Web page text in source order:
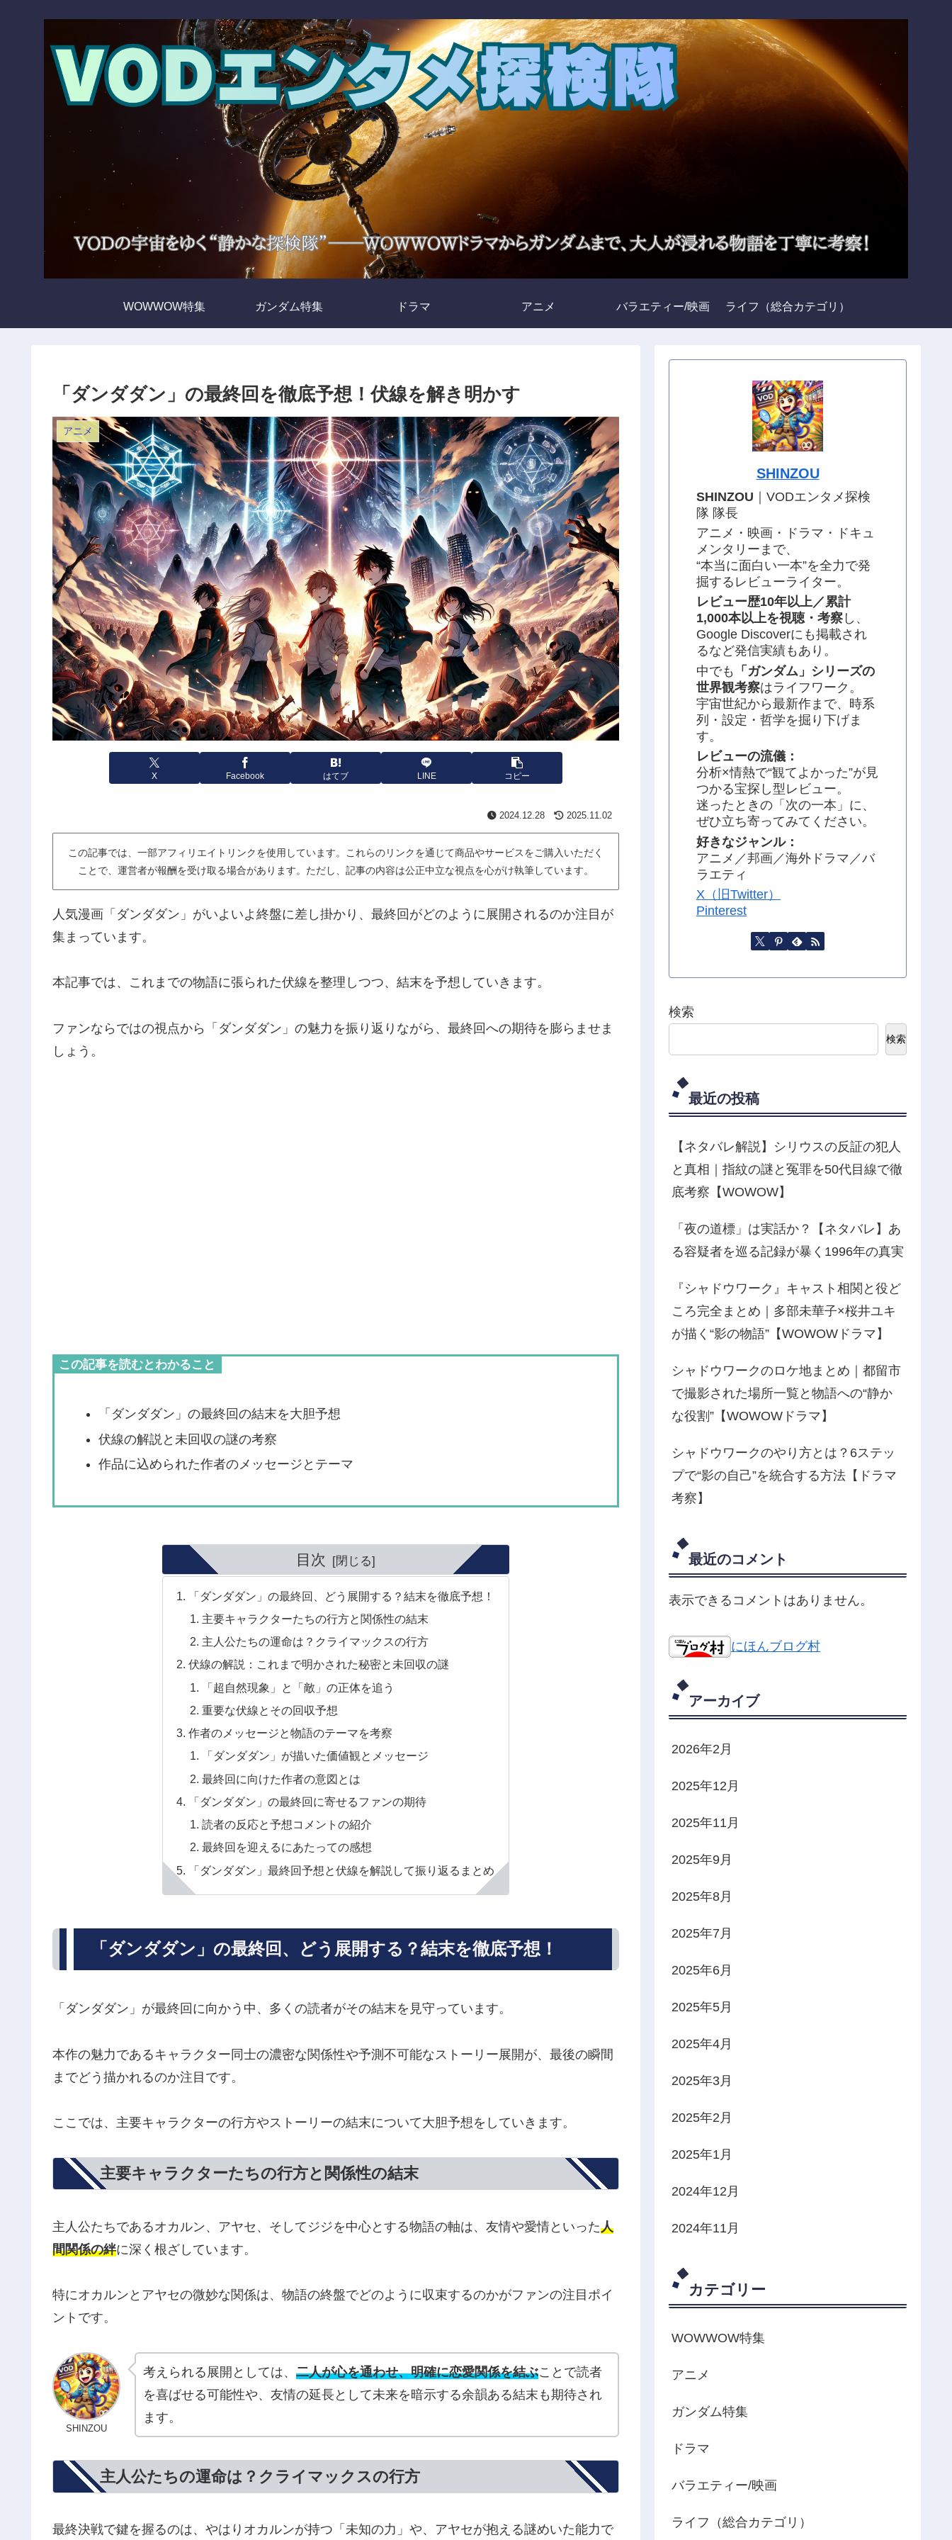
WOWWOW特集 ガンダム特集 ドラマ アニメ バラエティー/映画 ライフ（総合カテゴリ）
「ダンダダン」の最終回を徹底予想！伏線を解き明かす
アニメ
X Facebook はてブ LINE コピー
2024.12.28 2025.11.02
この記事では、一部アフィリエイトリンクを使用しています。これらのリンクを通じて商品やサービスをご購入いただく
ことで、運営者が報酬を受け取る場合があります。ただし、記事の内容は公正中立な視点を心がけ執筆しています。
人気漫画「ダンダダン」がいよいよ終盤に差し掛かり、最終回がどのように展開されるのか注目が
集まっています。
本記事では、これまでの物語に張られた伏線を整理しつつ、結末を予想していきます。
ファンならではの視点から「ダンダダン」の魅力を振り返りながら、最終回への期待を膨らませま
しょう。
この記事を読むとわかること
「ダンダダン」の最終回の結末を大胆予想
伏線の解説と未回収の謎の考察
作品に込められた作者のメッセージとテーマ
目次
「ダンダダン」の最終回、どう展開する？結末を徹底予想！
主要キャラクターたちの行方と関係性の結末
主人公たちの運命は？クライマックスの行方
伏線の解説：これまで明かされた秘密と未回収の謎
「超自然現象」と「敵」の正体を追う
重要な伏線とその回収予想
作者のメッセージと物語のテーマを考察
「ダンダダン」が描いた価値観とメッセージ
最終回に向けた作者の意図とは
「ダンダダン」の最終回に寄せるファンの期待
読者の反応と予想コメントの紹介
最終回を迎えるにあたっての感想
「ダンダダン」最終回予想と伏線を解説して振り返るまとめ
「ダンダダン」の最終回、どう展開する？結末を徹底予想！
「ダンダダン」が最終回に向かう中、多くの読者がその結末を見守っています。
本作の魅力であるキャラクター同士の濃密な関係性や予測不可能なストーリー展開が、最後の瞬間
までどう描かれるのか注目です。
ここでは、主要キャラクターの行方やストーリーの結末について大胆予想をしていきます。
主要キャラクターたちの行方と関係性の結末
主人公たちであるオカルン、アヤセ、そしてジジを中心とする物語の軸は、友情や愛情といった人
間関係の絆に深く根ざしています。
特にオカルンとアヤセの微妙な関係は、物語の終盤でどのように収束するのかがファンの注目ポイ
ントです。
SHINZOU
考えられる展開としては、 二人が心を通わせ、明確に恋愛関係を結ぶことで読者
を喜ばせる可能性や、友情の延長として未来を暗示する余韻ある結末も期待され
ます。
主人公たちの運命は？クライマックスの行方
最終決戦で鍵を握るのは、やはりオカルンが持つ「未知の力」や、アヤセが抱える謎めいた能力で
SHINZOU
SHINZOU ｜VODエンタメ探検
隊 隊長
アニメ・映画・ドラマ・ドキュ
メンタリーまで、
“本当に面白い一本”を全力で発
掘するレビューライター。
レビュー歴10年以上／累計
1,000本以上を視聴・考察 し、
Google Discoverにも掲載され
るなど発信実績もあり。
中でも
「ガンダム」シリーズの
世界観考察はライフワーク。
宇宙世紀から最新作まで、時系
列・設定・哲学を掘り下げま
す。
レビューの流儀：
分析×情熱で“観てよかった”が見
つかる宝探し型レビュー。
迷ったときの「次の一本」に、
ぜひ立ち寄ってみてください。
好きなジャンル：
アニメ／邦画／海外ドラマ／バ
ラエティ
X（旧Twitter）
Pinterest
検索
検索
最近の投稿
【ネタバレ解説】シリウスの反証の犯人
と真相｜指紋の謎と冤罪を50代目線で徹
底考察【WOWOW】
「夜の道標」は実話か？【ネタバレ】あ
る容疑者を巡る記録が暴く1996年の真実
『シャドウワーク』キャスト相関と役ど
ころ完全まとめ｜多部未華子×桜井ユキ
が描く“影の物語”【WOWOWドラマ】
シャドウワークのロケ地まとめ｜都留市
で撮影された場所一覧と物語への“静か
な役割”【WOWOWドラマ】
シャドウワークのやり方とは？6ステッ
プで“影の自己”を統合する方法【ドラマ
考察】
最近のコメント
表示できるコメントはありません。
にほんブログ村
アーカイブ
2026年2月
2025年12月
2025年11月
2025年9月
2025年8月
2025年7月
2025年6月
2025年5月
2025年4月
2025年3月
2025年2月
2025年1月
2024年12月
2024年11月
カテゴリー
WOWWOW特集
アニメ
ガンダム特集
ドラマ
バラエティー/映画
ライフ（総合カテゴリ）